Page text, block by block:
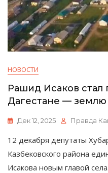
НОВОСТИ
Рашид Исаков стал
Дагестане —
Дек 12, 2025 Правда
12 декабря депутаты
Казбековского района
Исакова новым главой